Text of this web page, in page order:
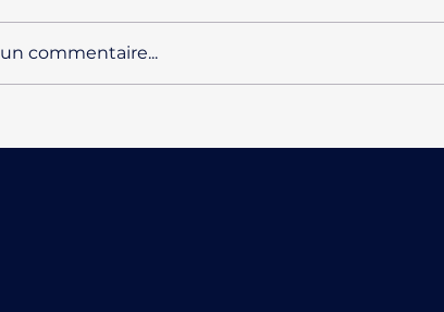
commentaire...